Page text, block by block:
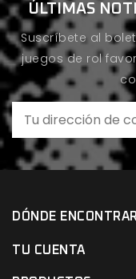
ÚLTIMAS
Suscríbete al
juegos de rol
DÓNDE
TU CUENTA